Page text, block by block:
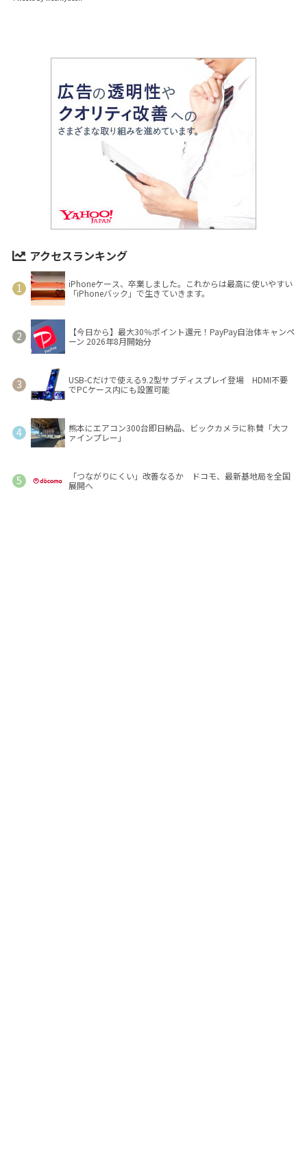
アクセスランキング
iPhoneケース、卒業しました。これからは最高に使いやすい
「iPhoneバック」で生きていきます。
【今日から】最大30％ポイント還元！PayPay自治体キャンペ
ーン 2026年8月開始分
USB-Cだけで使える9.2型サブディスプレイ登場 HDMI不要
でPCケース内にも設置可能
熊本にエアコン300台即日納品、ビックカメラに称賛「大フ
ァインプレー」
「つながりにくい」改善なるか ドコモ、最新基地局を全国
展開へ